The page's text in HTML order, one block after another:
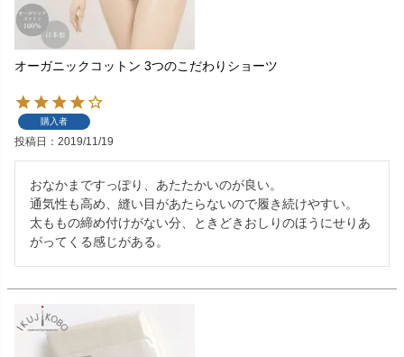
オーガニックコットン 3つのこだわりショーツ
購入者
投稿日 2019/11/19
おなかまですっぽり、あたたかいのが良い。
通気性も高め、縫い目があたらないので履き続けやすい。
太ももの締め付けがない分、ときどきおしりのほうにせりあ
がってくる感じがある。